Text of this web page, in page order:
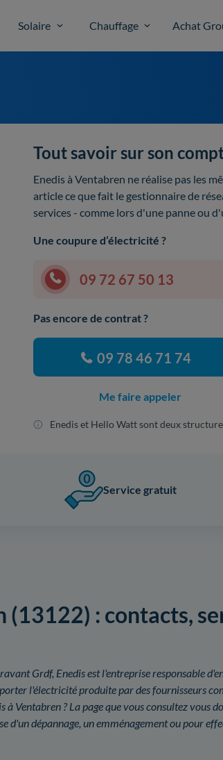
Solaire Chauffage Achat
Tout savoir sur son
Enedis à Ventabren ne réalise pas les
article ce que fait le gestionnaire de
services - comme lors d'une panne ou
Une coupure d’électricité ?
09 72 67 50 13
Pas encore de contrat ?
09 78 46 71 74
Me faire appeler
Enedis et Hello Watt sont deux
Service gratuit
(13122) : contacts,
Grdf, Enedis est l'entreprise responsable
l'électricité produite par des fournisseurs
à Ventabren ? La page que vous consultez vous
d'un dépannage, un emménagement ou pour